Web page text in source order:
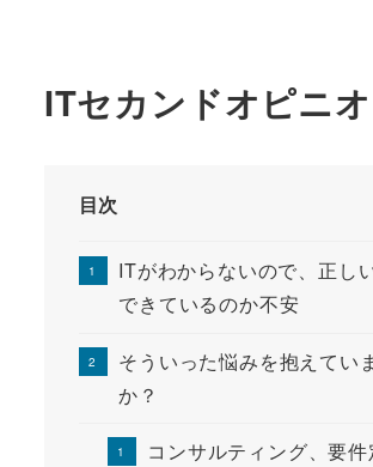
ITセカンドオピニ
目次
ITがわからないので、正し
できているのか不安
そういった悩みを抱えてい
か？
コンサルティング、要